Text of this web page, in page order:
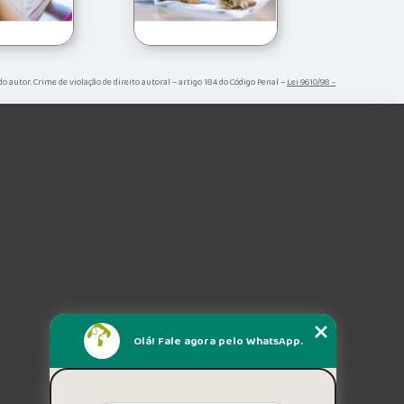
autor. Crime de violação de direito autoral – artigo 184 do Código Penal –Lei 9610/98 -
Olá! Fale agora pelo WhatsApp.